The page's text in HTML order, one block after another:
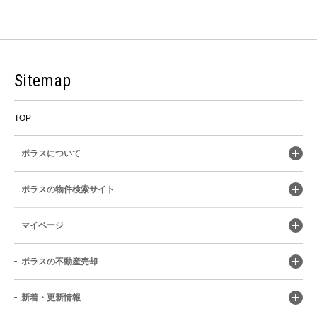
Sitemap
TOP
ポラスについて
ポラスの物件検索サイト
マイページ
ポラスの不動産売却
新着・更新情報